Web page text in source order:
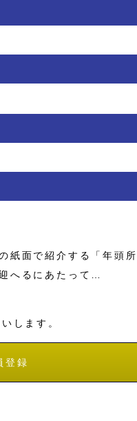
紙面で紹介する「年頭所
へるにあたって…
します。
登録